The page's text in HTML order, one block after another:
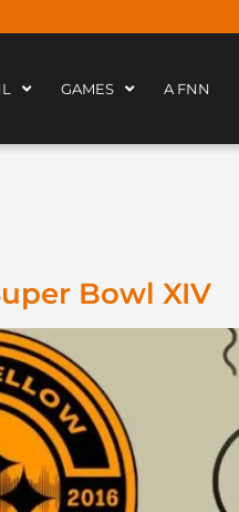
GAMES A FNN
Bowl XIV